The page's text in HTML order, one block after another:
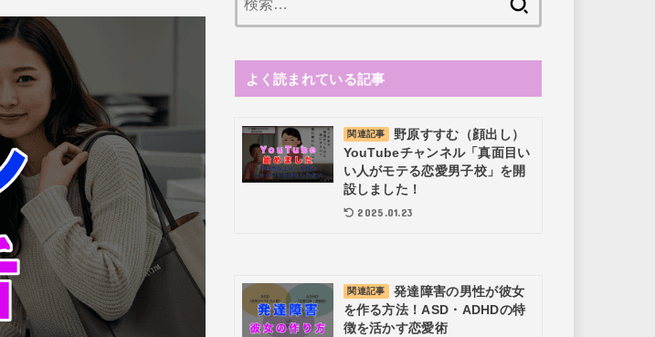
よく読まれている記事
関連記事
野原すすむ（顔出し）
YouTubeチャンネル「真面目い
い人がモテる恋愛男子校」を開
設しました！
2025.01.23
関連記事
発達障害の男性が彼女
を作る方法！ASD・ADHDの特
徴を活かす恋愛術